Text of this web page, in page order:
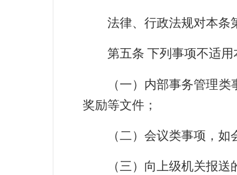
法律、行政法规对本条
第五条 下列事项不适用
（一）内部事务管理
奖励等文件；
（二）会议类事项，
（三）向上级机关报送